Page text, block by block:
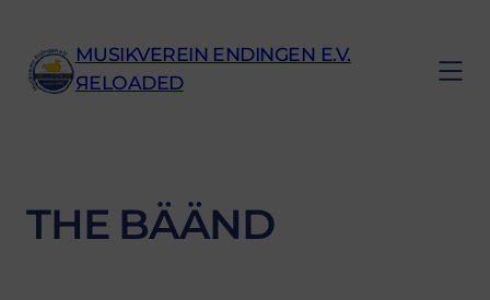
MUSIKVEREIN ENDINGEN E.V.
ЯELOADED
THE BÄÄND